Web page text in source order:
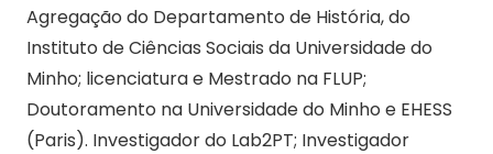
Agregação do Departamento de História, do
Instituto de Ciências Sociais da Universidade do
Minho; licenciatura e Mestrado na FLUP;
Doutoramento na Universidade do Minho e EHESS
(Paris). Investigador do Lab2PT; Investigador